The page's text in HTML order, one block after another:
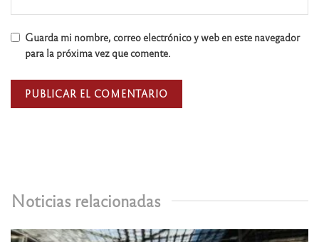
Noticias relacionadas
Guarda mi nombre, correo electrónico y web en este navegador
para la próxima vez que comente.